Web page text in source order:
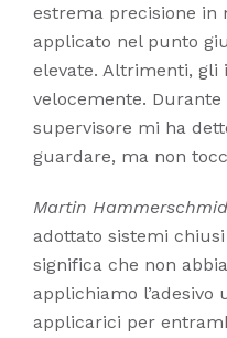
estrema precisione in
applicato nel punto
elevate. Altrimenti, gli
velocemente.
supervisore mi ha
guardare, ma non
Martin Hammerschmid
adottato sistemi
significa che non
applichiamo
applicarici per